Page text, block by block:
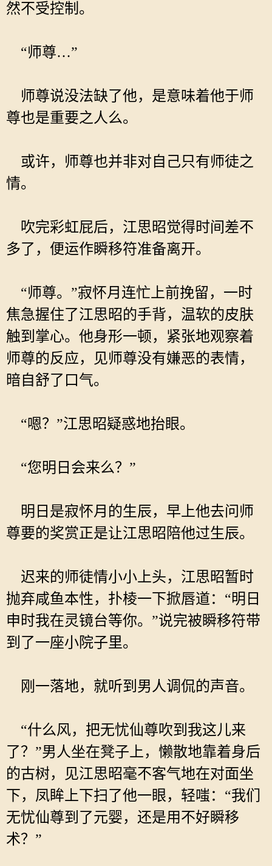
然不受控制。
“师尊…”
师尊说没法缺了他，是意味着他于师
尊也是重要之人么。
或许，师尊也并非对自己只有师徒之
情。
吹完彩虹屁后，江思昭觉得时间差不
多了，便运作瞬移符准备离开。
“师尊。”寂怀月连忙上前挽留，一时
焦急握住了江思昭的手背，温软的皮肤
触到掌心。他身形一顿，紧张地观察着
师尊的反应，见师尊没有嫌恶的表情，
暗自舒了口气。
“嗯？”江思昭疑惑地抬眼。
“您明日会来么？”
明日是寂怀月的生辰，早上他去问师
尊要的奖赏正是让江思昭陪他过生辰。
迟来的师徒情小小上头，江思昭暂时
抛弃咸鱼本性，扑棱一下掀唇道：“明日
申时我在灵镜台等你。”说完被瞬移符带
到了一座小院子里。
刚一落地，就听到男人调侃的声音。
“什么风，把无忧仙尊吹到我这儿来
了？”男人坐在凳子上，懒散地靠着身后
的古树，见江思昭毫不客气地在对面坐
下，凤眸上下扫了他一眼，轻嗤：“我们
无忧仙尊到了元婴，还是用不好瞬移
术？”